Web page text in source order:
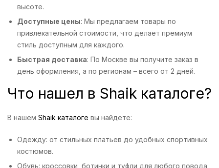
высоте.
Доступные цены: Мы предлагаем товары по
привлекательной стоимости, что делает премиум
стиль доступным для каждого.
Быстрая доставка: По Москве вы получите заказ в
день оформления, а по регионам – всего от 2 дней.
Что нашел в Shaik каталоге?
В нашем Shaik каталоге вы найдете:
Одежду: от стильных платьев до удобных спортивных
костюмов.
Обувь: кроссовки, ботинки и туфли для любого повода